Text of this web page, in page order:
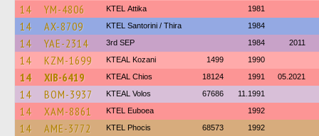
14 YM-4806 KΤΕL Αttika 1981
14 AX-8709 KTEL Santorini / Thira 1984
14 YAE-2314 3rd SEP 1984 2011
14 KZM-1699 KTEAL Kozani 1499 1990
14 XIB-6419 KTEAL Chios 18124 1991 05.2021
14 BOM-3937 KTEAL Volos 67686 11.1991
14 XAM-8861 ΚΤΕL Euboea 1992
14 AME-3772 ΚΤΕL Phocis 68573 1992